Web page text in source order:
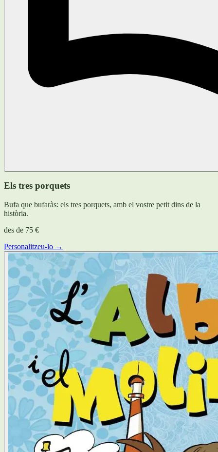
Els tres porquets
Bufa que bufaràs: els tres porquets, amb el vostre petit dins de la
història.
des de 75 €
Personalitzeu-lo →